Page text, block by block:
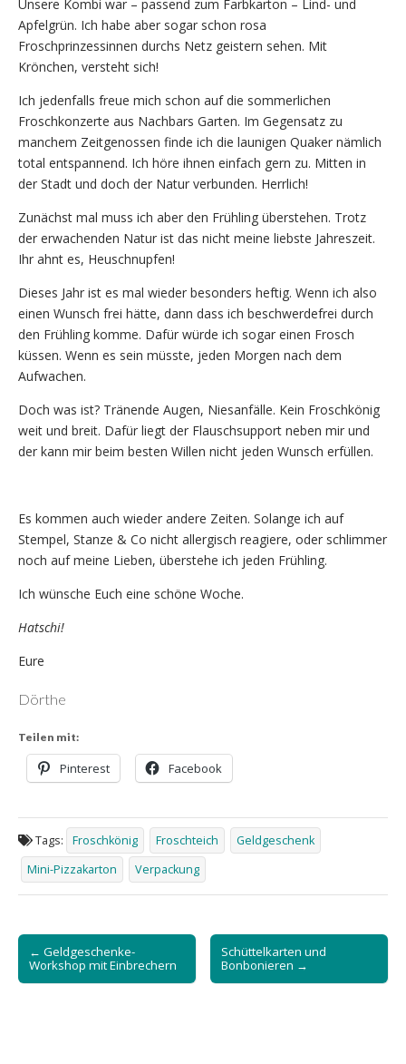
Unsere Kombi war – passend zum Farbkarton – Lind- und
Apfelgrün. Ich habe aber sogar schon rosa
Froschprinzessinnen durchs Netz geistern sehen. Mit
Krönchen, versteht sich!
Ich jedenfalls freue mich schon auf die sommerlichen
Froschkonzerte aus Nachbars Garten. Im Gegensatz zu
manchem Zeitgenossen finde ich die launigen Quaker nämlich
total entspannend. Ich höre ihnen einfach gern zu. Mitten in
der Stadt und doch der Natur verbunden. Herrlich!
Zunächst mal muss ich aber den Frühling überstehen. Trotz
der erwachenden Natur ist das nicht meine liebste Jahreszeit.
Ihr ahnt es, Heuschnupfen!
Dieses Jahr ist es mal wieder besonders heftig. Wenn ich also
einen Wunsch frei hätte, dann dass ich beschwerdefrei durch
den Frühling komme. Dafür würde ich sogar einen Frosch
küssen. Wenn es sein müsste, jeden Morgen nach dem
Aufwachen.
Doch was ist? Tränende Augen, Niesanfälle. Kein Froschkönig
weit und breit. Dafür liegt der Flauschsupport neben mir und
der kann mir beim besten Willen nicht jeden Wunsch erfüllen.
Es kommen auch wieder andere Zeiten. Solange ich auf
Stempel, Stanze & Co nicht allergisch reagiere, oder schlimmer
noch auf meine Lieben, überstehe ich jeden Frühling.
Ich wünsche Euch eine schöne Woche.
Hatschi!
Eure
Dörthe
Teilen mit:
Pinterest Facebook
Tags: Froschkönig Froschteich
Geldgeschenk
Mini-Pizzakarton
Verpackung
Post
navigation
← Geldgeschenke-
Workshop mit Einbrechern
Schüttelkarten und
Bonbonieren →